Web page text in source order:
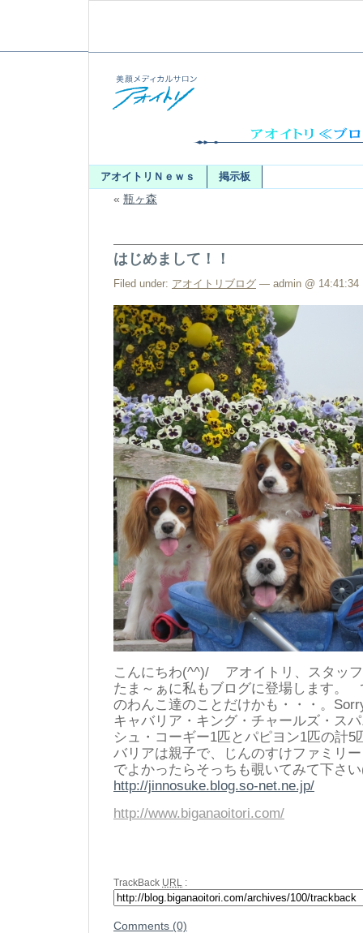
アオイトリＮｅｗｓ 掲示板
« 瓶ヶ森
はじめまして！！
Filed under: アオイトリブログ — admin @ 14:41:34
こんにちわ(^^)/ アオイトリ、スタッ
たま～ぁに私もブログに登場します。
のわんこ達のことだけかも・・・。
キャバリア・キング・チャールズ・ス
シュ・コーギー1匹とパピヨン1匹の計
バリアは親子で、じんのすけファミリ
でよかったらそっちも覗いてみて下さ
http://jinnosuke.blog.so-net.ne.jp/
http://www.biganaoitori.com/
TrackBack URL :
Comments (0)